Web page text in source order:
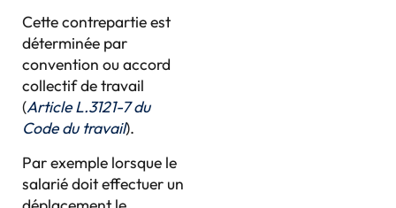
Cette contrepartie est
déterminée par
convention ou accord
collectif de travail
(Article L.3121-7 du
Code du travail).
Par exemple lorsque le
salarié doit effectuer un